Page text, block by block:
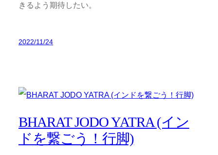
きるよう期待したい。
2022/11/24
BHARAT JODO YATRA (イン
ドを繋ごう！行脚)